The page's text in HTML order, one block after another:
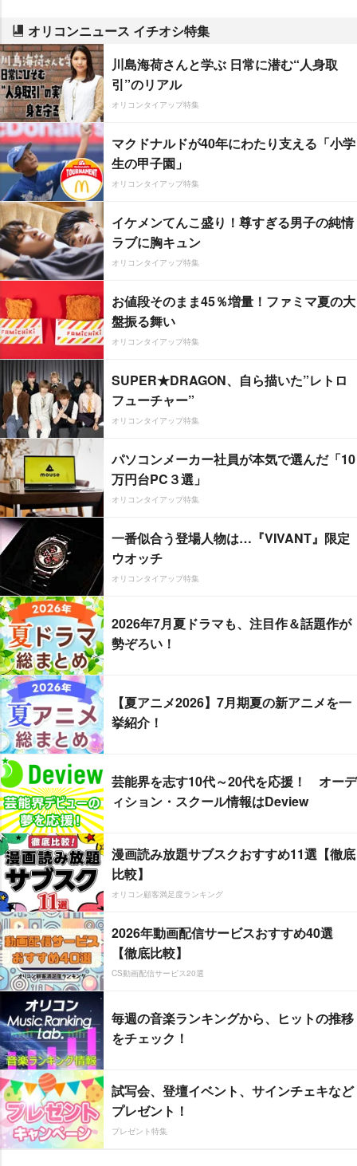
オリコンニュース イチオシ特集
川島海荷さんと学ぶ 日常に潜む“人身取
引”のリアル
オリコンタイアップ特集
マクドナルドが40年にわたり支える「小学
生の甲子園」
オリコンタイアップ特集
イケメンてんこ盛り！尊すぎる男子の純情
ラブに胸キュン
オリコンタイアップ特集
お値段そのまま45％増量！ファミマ夏の大
盤振る舞い
オリコンタイアップ特集
SUPER★DRAGON、自ら描いた”レトロ
フューチャー”
オリコンタイアップ特集
パソコンメーカー社員が本気で選んだ「10
万円台PC３選」
オリコンタイアップ特集
一番似合う登場人物は…『VIVANT』限定
ウオッチ
オリコンタイアップ特集
2026年7月夏ドラマも、注目作＆話題作が
勢ぞろい！
【夏アニメ2026】7月期夏の新アニメを一
挙紹介！
芸能界を志す10代～20代を応援！ オーデ
ィション・スクール情報はDeview
漫画読み放題サブスクおすすめ11選【徹底
比較】
オリコン顧客満足度ランキング
2026年動画配信サービスおすすめ40選
【徹底比較】
CS動画配信サービス20選
毎週の音楽ランキングから、ヒットの推移
をチェック！
試写会、登壇イベント、サインチェキなど
プレゼント！
プレゼント特集